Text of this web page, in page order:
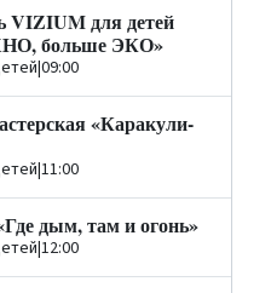
VIZIUM для детей
больше ЭКО»
|09:00
«Каракули-
|11:00
дым, там и огонь»
|12:00